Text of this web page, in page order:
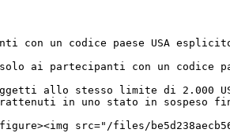
con un codice paese USA
ai partecipanti con un codice
allo stesso limite di 2.000
in uno stato in sospeso
src="/files/